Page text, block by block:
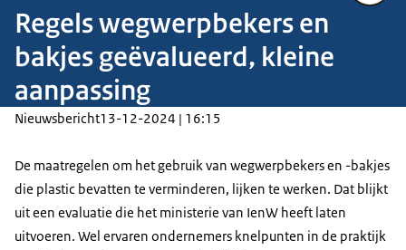
Regels wegwerpbekers en
bakjes geëvalueerd, kleine
aanpassing
Nieuwsbericht13-12-2024 | 16:15
De maatregelen om het gebruik van wegwerpbekers en -bakjes
die plastic bevatten te verminderen, lijken te werken. Dat blijkt
uit een evaluatie die het ministerie van IenW heeft laten
uitvoeren. Wel ervaren ondernemers knelpunten in de praktijk